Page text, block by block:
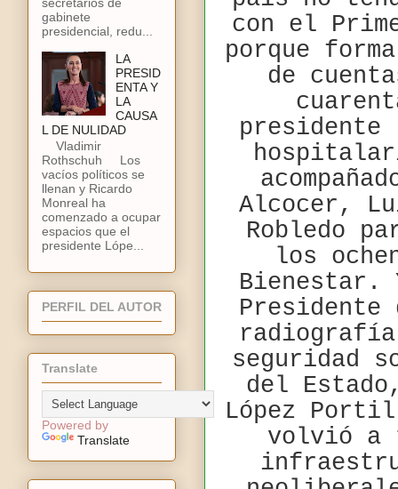
con el
porque
de
presidente
Alcocer,
Robledo
los
Bienestar.
Presidente
seguridad
del
López
volvió a
gabinete
presidencial, redu...
LA
PRESID
ENTA Y
LA
CAUSA
L DE NULIDAD
Vladimir
Rothschuh Los
vacíos políticos se
llenan y Ricardo
Monreal ha
comenzado a ocupar
espacios que el
presidente Lópe...
PERFIL DEL AUTOR
Translate
Powered by
Translate